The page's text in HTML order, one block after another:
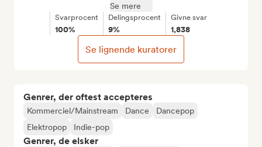
Genrer, der oftest accepteres
Kommerciel/Mainstream Dance
Dancepop
Elektropop
Indie-pop
Genrer, de elsker
Se mere
Svarprocent
100%
Delingsprocent
9%
Givne svar
1,838
Se lignende kuratorer